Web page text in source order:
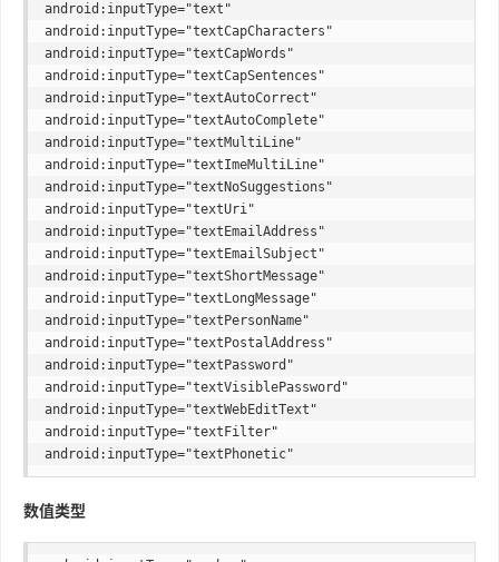
android:inputType="text"
android:inputType="textCapCharacters"
android:inputType="textCapWords"
android:inputType="textCapSentences"
android:inputType="textAutoCorrect"
android:inputType="textAutoComplete"
android:inputType="textMultiLine"
android:inputType="textImeMultiLine"
android:inputType="textNoSuggestions"
android:inputType="textUri"
android:inputType="textEmailAddress"
android:inputType="textEmailSubject"
android:inputType="textShortMessage"
android:inputType="textLongMessage"
android:inputType="textPersonName"
android:inputType="textPostalAddress"
android:inputType="textPassword"
android:inputType="textVisiblePassword"
android:inputType="textWebEditText"
android:inputType="textFilter"
数值类型